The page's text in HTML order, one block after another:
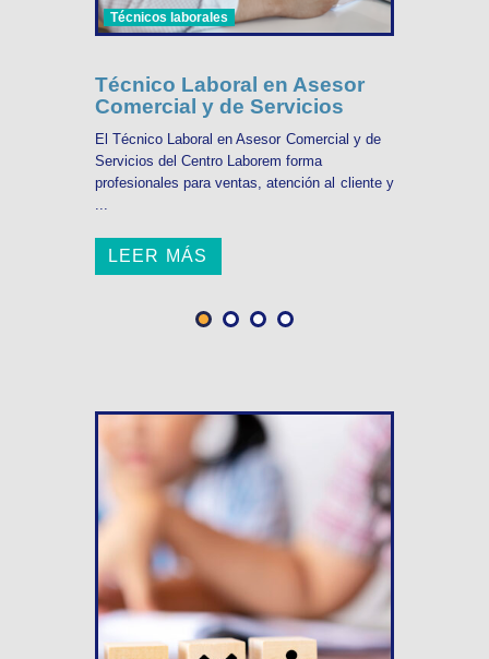
Técnicos laborales
Técnico Laboral en Asesor
Comercial y de Servicios
El Técnico Laboral en Asesor Comercial y de
Servicios del Centro Laborem forma
profesionales para ventas, atención al cliente y
LEER MÁS